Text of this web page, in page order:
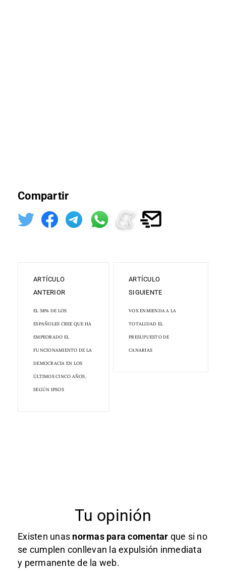
Compartir
ARTÍCULO
ANTERIOR
EL 58% DE LOS
ESPAÑOLES CREE QUE HA
EMPEORADO EL
FUNCIONAMIENTO DE LA
DEMOCRACIA EN LOS
ÚLTIMOS CINCO AÑOS,
SEGÚN IPSOS
ARTÍCULO
SIGUIENTE
VOX ENMIENDA A LA
TOTALIDAD EL
PRESUPUESTO DE
CANARIAS
Tu opinión
Existen unas normas para comentar que si no
se cumplen conllevan la expulsión inmediata
y permanente de la web.